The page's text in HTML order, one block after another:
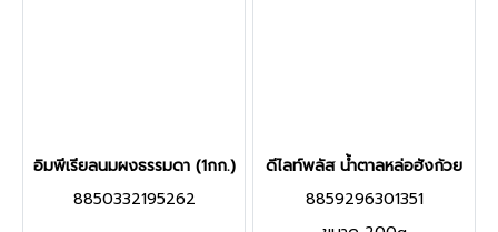
อิมพีเรียลนมผงธรรมดา (1กก.)
8850332195262
ดีไลท์พลัส น้ำตาลหล่อฮังก้วย
8859296301351